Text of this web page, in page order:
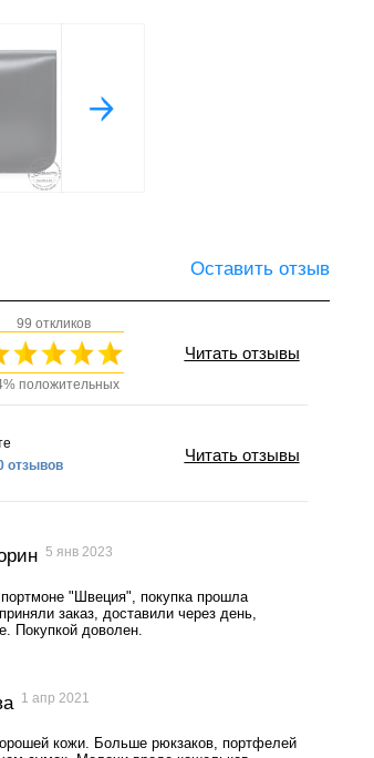
Оставить отзыв
99 откликов
положительных
Читать отзывы
отзывов
Читать отзывы
5 янв 2023
"Швеция", покупка прошла
заказ, доставили через день,
Покупкой доволен.
1 апр 2021
кожи. Больше рюкзаков, портфелей